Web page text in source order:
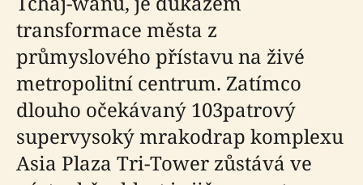
transformace města z
průmyslového přístavu na živé
metropolitní centrum. Zatímco
dlouho očekávaný 103patrový
supervysoký mrakodrap komplexu
Asia Plaza Tri-Tower zůstává ve